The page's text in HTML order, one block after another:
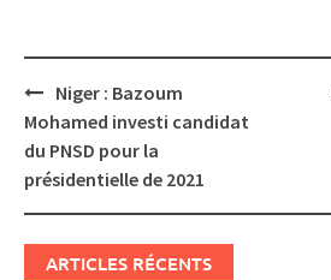
Post
navigation
Niger : Bazoum
Mohamed investi candidat
du PNSD pour la
présidentielle de 2021
ARTICLES RÉCENTS